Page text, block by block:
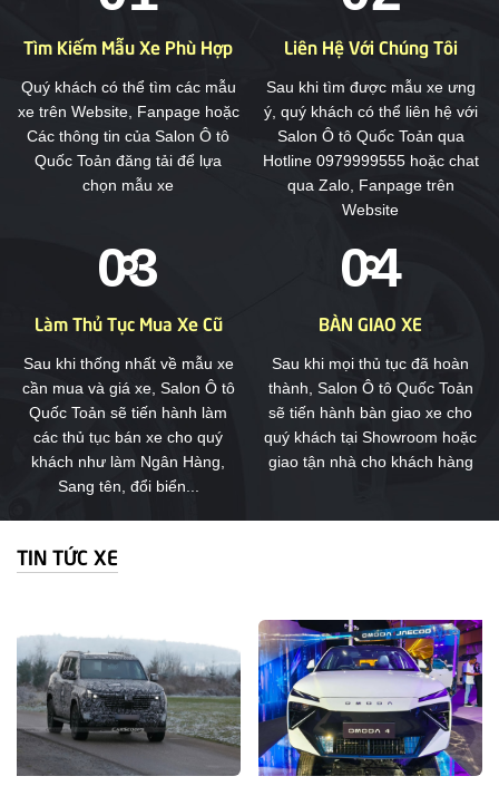
Tìm Kiếm Mẫu Xe Phù Hợp
Quý khách có thể tìm các mẫu
xe trên Website, Fanpage hoặc
Các thông tin của Salon Ô tô
Quốc Toản đăng tải để lựa
chọn mẫu xe
Liên Hệ Với Chúng Tôi
Sau khi tìm được mẫu xe ưng
ý, quý khách có thể liên hệ với
Salon Ô tô Quốc Toản qua
Hotline 0979999555 hoặc chat
qua Zalo, Fanpage trên
Website
Làm Thủ Tục Mua Xe Cũ
Sau khi thống nhất về mẫu xe
cần mua và giá xe, Salon Ô tô
Quốc Toản sẽ tiến hành làm
các thủ tục bán xe cho quý
khách như làm Ngân Hàng,
Sang tên, đổi biển...
BÀN GIAO XE
Sau khi mọi thủ tục đã hoàn
thành, Salon Ô tô Quốc Toản
sẽ tiến hành bàn giao xe cho
quý khách tại Showroom hoặc
giao tận nhà cho khách hàng
TIN TỨC XE